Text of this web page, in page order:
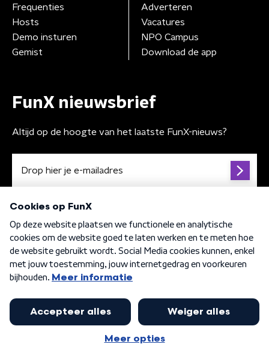
Frequenties
Hosts
Demo insturen
Gemist
Adverteren
Vacatures
NPO Campus
Download de app
FunX nieuwsbrief
Altijd op de hoogte van het laatste FunX-nieuws?
Algemene voorwaarden Privacybeleid